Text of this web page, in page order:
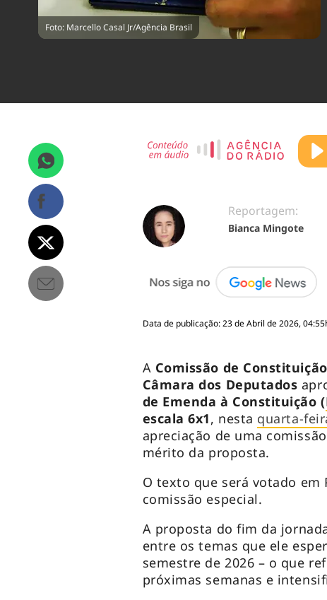
Foto: Marcello Casal Jr/Agência Brasil
Reportagem:
Bianca Mingote
Data de publicação: 23 de Abril de 2026,
A Comissão de
Câmara dos Deputados
de Emenda à Constituição (
escala 6x1, nesta quarta-
apreciação de uma
mérito da proposta.
O texto que será votado em
comissão especial.
A proposta do fim da
entre os temas que ele
semestre de 2026 – o que
próximas semanas e